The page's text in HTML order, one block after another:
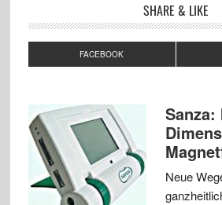
SHARE & LIKE
FACEBOOK
Neue